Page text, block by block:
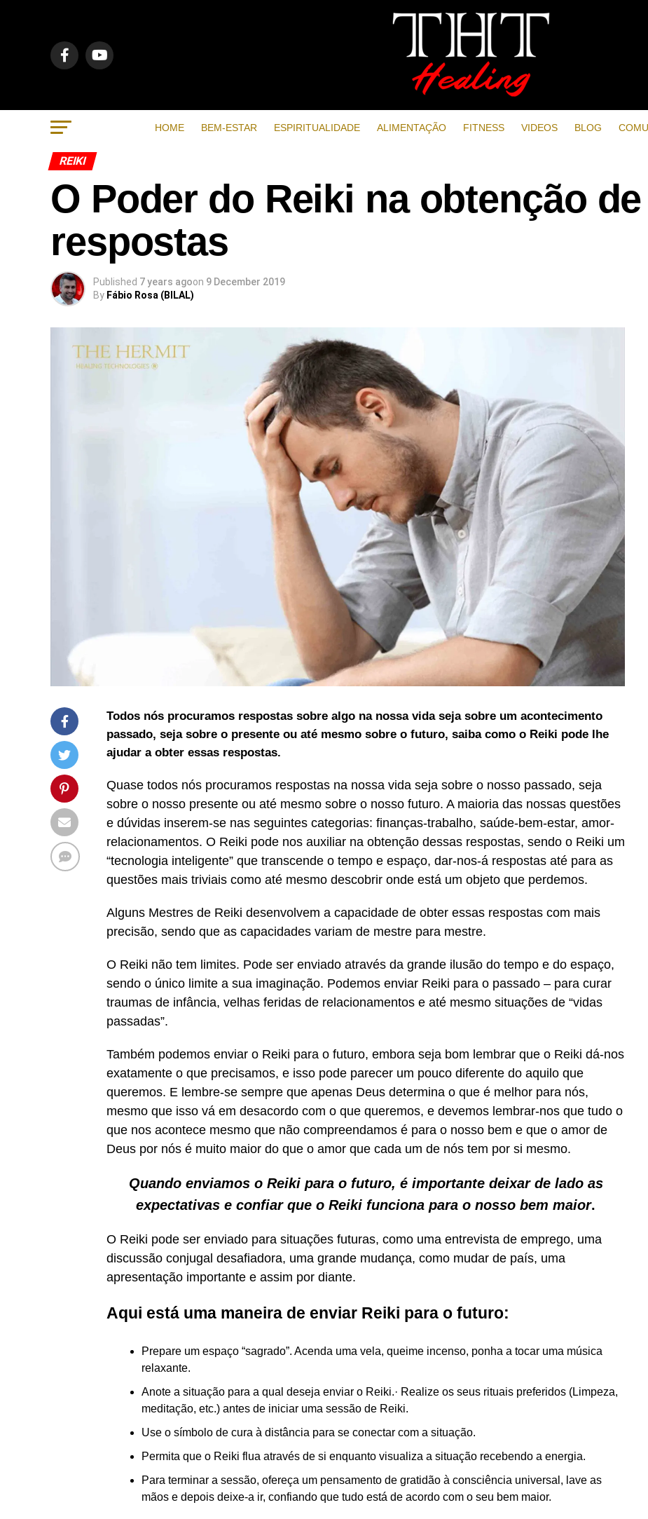
HOME BEM-ESTAR ESPIRITUALIDADE ALIMENTAÇÃO FITNESS VIDEOS BLOG
REIKI
O Poder do Reiki na obtenção de
respostas
Published 7 years agoon 9 December 2019
By Fábio Rosa (BILAL)
Todos nós procuramos respostas sobre algo na nossa vida seja sobre um acontecimento
passado, seja sobre o presente ou até mesmo sobre o futuro, saiba como o Reiki pode lhe
ajudar a obter essas respostas.
Quase todos nós procuramos respostas na nossa vida seja sobre o nosso passado, seja
sobre o nosso presente ou até mesmo sobre o nosso futuro. A maioria das nossas questões
e dúvidas inserem-se nas seguintes categorias: finanças-trabalho, saúde-bem-estar, amor-
relacionamentos. O Reiki pode nos auxiliar na obtenção dessas respostas, sendo o Reiki um
“tecnologia inteligente” que transcende o tempo e espaço, dar-nos-á respostas até para as
questões mais triviais como até mesmo descobrir onde está um objeto que perdemos.
Alguns Mestres de Reiki desenvolvem a capacidade de obter essas respostas com mais
precisão, sendo que as capacidades variam de mestre para mestre.
O Reiki não tem limites. Pode ser enviado através da grande ilusão do tempo e do espaço,
sendo o único limite a sua imaginação. Podemos enviar Reiki para o passado – para curar
traumas de infância, velhas feridas de relacionamentos e até mesmo situações de “vidas
passadas”.
Também podemos enviar o Reiki para o futuro, embora seja bom lembrar que o Reiki dá-nos
exatamente o que precisamos, e isso pode parecer um pouco diferente do aquilo que
queremos. E lembre-se sempre que apenas Deus determina o que é melhor para nós,
mesmo que isso vá em desacordo com o que queremos, e devemos lembrar-nos que tudo o
que nos acontece mesmo que não compreendamos é para o nosso bem e que o amor de
Deus por nós é muito maior do que o amor que cada um de nós tem por si mesmo.
Quando enviamos o Reiki para o futuro, é importante deixar de lado as
expectativas e confiar que o Reiki funciona para o nosso bem maior.
O Reiki pode ser enviado para situações futuras, como uma entrevista de emprego, uma
discussão conjugal desafiadora, uma grande mudança, como mudar de país, uma
apresentação importante e assim por diante.
Aqui está uma maneira de enviar Reiki para o futuro:
Prepare um espaço “sagrado”. Acenda uma vela, queime incenso, ponha a tocar uma música
relaxante.
Anote a situação para a qual deseja enviar o Reiki.· Realize os seus rituais preferidos (Limpeza,
meditação, etc.) antes de iniciar uma sessão de Reiki.
Use o símbolo de cura à distância para se conectar com a situação.
Permita que o Reiki flua através de si enquanto visualiza a situação recebendo a energia.
Para terminar a sessão, ofereça um pensamento de gratidão à consciência universal, lave as
mãos e depois deixe-a ir, confiando que tudo está de acordo com o seu bem maior.